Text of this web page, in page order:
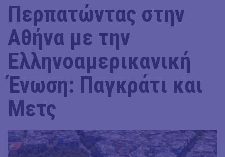
Περπατώντας στην
Αθήνα με την
Ελληνοαμερικανική
Ένωση: Παγκράτι και
Μετς